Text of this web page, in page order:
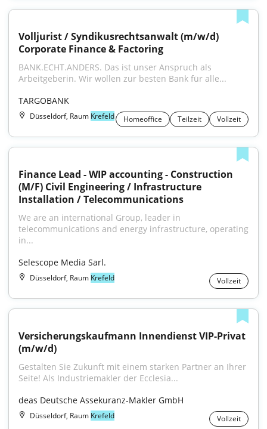
Volljurist / Syndikusrechtsanwalt (m/w/d)
Corporate Finance & Factoring
BANK.ECHT.ANDERS. Das ist unser Anspruch als
Arbeitgeberin. Wir wollen zur besten Bank für alle...
TARGOBANK
Düsseldorf, Raum Krefeld Homeoffice Teilzeit Vollzeit
Finance Lead - WIP accounting - Construction
(M/F) Civil Engineering / Infrastructure
Installation / Telecommunications
We are an international Group, leader in
telecommunications and energy infrastructure, operating
in...
Selescope Media Sarl.
Düsseldorf, Raum Krefeld Vollzeit
Versicherungskaufmann Innendienst VIP-Privat
(m/w/d)
Gestalten Sie Zukunft mit einem starken Partner an Ihrer
Seite! Als Industriemakler der Ecclesia...
deas Deutsche Assekuranz-Makler GmbH
Düsseldorf, Raum Krefeld Vollzeit